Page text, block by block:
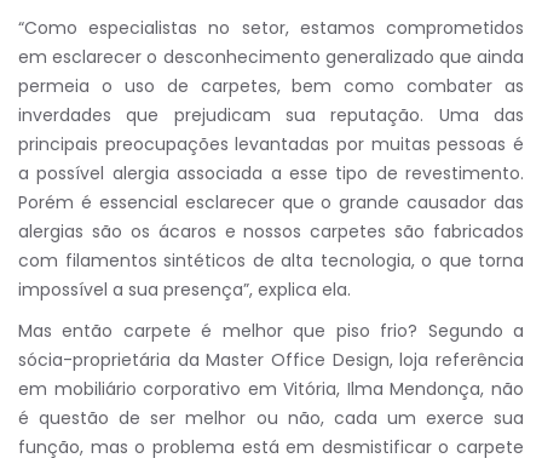
“Como especialistas no setor, estamos comprometidos
em esclarecer o desconhecimento generalizado que ainda
permeia o uso de carpetes, bem como combater as
inverdades que prejudicam sua reputação. Uma das
principais preocupações levantadas por muitas pessoas é
a possível alergia associada a esse tipo de revestimento.
Porém é essencial esclarecer que o grande causador das
alergias são os ácaros e nossos carpetes são fabricados
com filamentos sintéticos de alta tecnologia, o que torna
impossível a sua presença”, explica ela.
Mas então carpete é melhor que piso frio? Segundo a
sócia-proprietária da Master Office Design, loja referência
em mobiliário corporativo em Vitória, Ilma Mendonça, não
é questão de ser melhor ou não, cada um exerce sua
função, mas o problema está em desmistificar o carpete